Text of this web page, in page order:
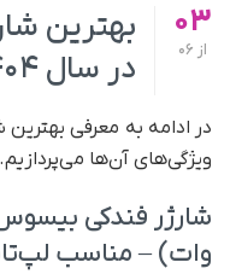
03
از
بهترین
در سال ۱۴۰۴
در ادامه به معرفی بهترین
ویژگی‌های آن‌ها می‌پردازیم.
وات) – مناسب